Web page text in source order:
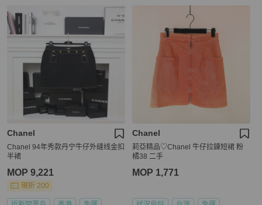
Chanel
Chanel 94年秀款丹宁牛仔外缝线金扣
半裙
MOP 9,221
現折 200
Chanel
莉亞精品♡Chanel 牛仔拉鍊短裙 粉
橘38 二手
MOP 1,771